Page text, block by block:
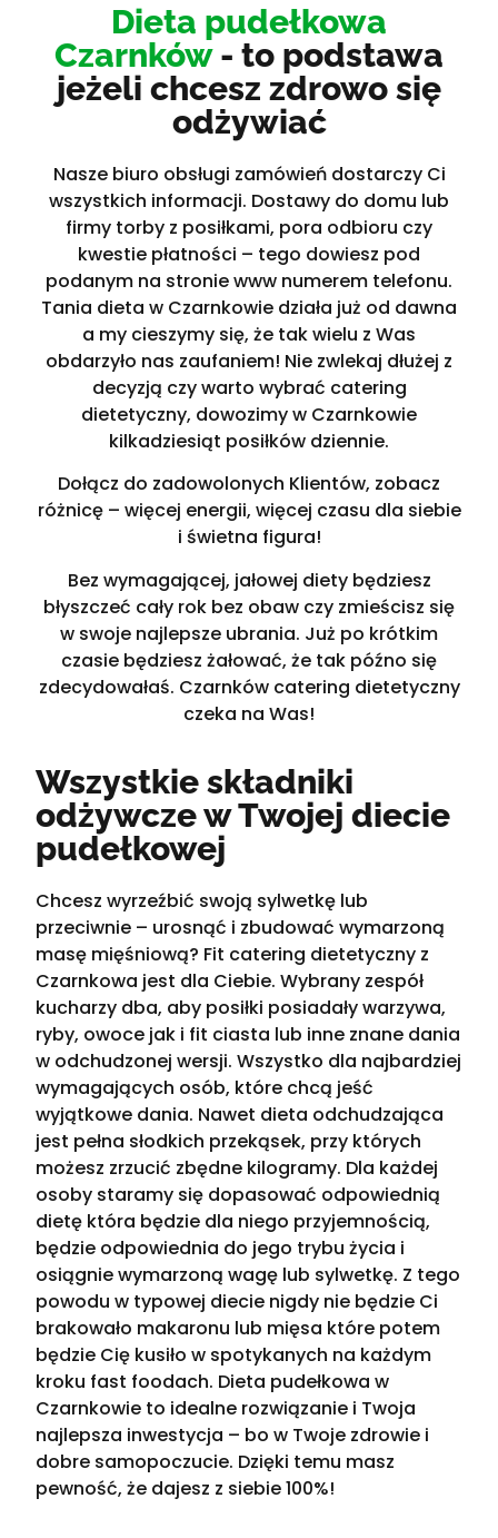
Dieta pudełkowa
Czarnków- to podstawa
jeżeli chcesz zdrowo się
odżywiać
Nasze biuro obsługi zamówień dostarczy Ci
wszystkich informacji. Dostawy do domu lub
firmy torby z posiłkami, pora odbioru czy
kwestie płatności – tego dowiesz pod
podanym na stronie www numerem telefonu.
Tania dieta w Czarnkowie działa już od dawna
a my cieszymy się, że tak wielu z Was
obdarzyło nas zaufaniem! Nie zwlekaj dłużej z
decyzją czy warto wybrać catering
dietetyczny, dowozimy w Czarnkowie
kilkadziesiąt posiłków dziennie.
Dołącz do zadowolonych Klientów, zobacz
różnicę – więcej energii, więcej czasu dla siebie
i świetna figura!
Bez wymagającej, jałowej diety będziesz
błyszczeć cały rok bez obaw czy zmieścisz się
w swoje najlepsze ubrania. Już po krótkim
czasie będziesz żałować, że tak późno się
zdecydowałaś. Czarnków catering dietetyczny
czeka na Was!
Wszystkie składniki
odżywcze w Twojej diecie
pudełkowej
Chcesz wyrzeźbić swoją sylwetkę lub
przeciwnie – urosnąć i zbudować wymarzoną
masę mięśniową? Fit catering dietetyczny z
Czarnkowa jest dla Ciebie. Wybrany zespół
kucharzy dba, aby posiłki posiadały warzywa,
ryby, owoce jak i fit ciasta lub inne znane dania
w odchudzonej wersji. Wszystko dla najbardziej
wymagających osób, które chcą jeść
wyjątkowe dania. Nawet dieta odchudzająca
jest pełna słodkich przekąsek, przy których
możesz zrzucić zbędne kilogramy. Dla każdej
osoby staramy się dopasować odpowiednią
dietę która będzie dla niego przyjemnością,
będzie odpowiednia do jego trybu życia i
osiągnie wymarzoną wagę lub sylwetkę. Z tego
powodu w typowej diecie nigdy nie będzie Ci
brakowało makaronu lub mięsa które potem
będzie Cię kusiło w spotykanych na każdym
kroku fast foodach. Dieta pudełkowa w
Czarnkowie to idealne rozwiązanie i Twoja
najlepsza inwestycja – bo w Twoje zdrowie i
dobre samopoczucie. Dzięki temu masz
pewność, że dajesz z siebie 100%!